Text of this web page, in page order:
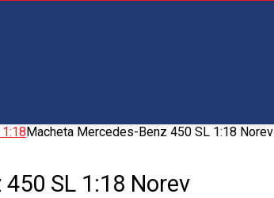
Macheta Mercedes-Benz 450 SL 1:18 Norev
SL 1:18 Norev